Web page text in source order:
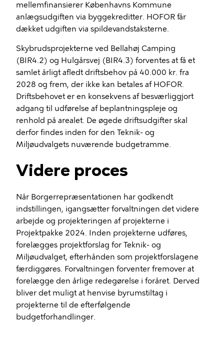
mellemfinansierer Københavns Kommune
anlægsudgiften via byggekreditter. HOFOR får
dækket udgiften via spildevandstaksterne.
Skybrudsprojekterne ved Bellahøj Camping
(BIR4.2) og Hulgårsvej (BIR4.3) forventes at få et
samlet årligt afledt driftsbehov på 40.000 kr. fra
2028 og frem, der ikke kan betales af HOFOR.
Driftsbehovet er en konsekvens af besværliggjort
adgang til udførelse af beplantningspleje og
renhold på arealet. De øgede driftsudgifter skal
derfor findes inden for den Teknik- og
Miljøudvalgets nuværende budgetramme.
Videre proces
Når Borgerrepræsentationen har godkendt
indstillingen, igangsætter forvaltningen det videre
arbejde og projekteringen af projekterne i
Projektpakke 2024. Inden projekterne udføres,
forelægges projektforslag for Teknik- og
Miljøudvalget, efterhånden som projektforslagene
færdiggøres. Forvaltningen forventer fremover at
forelægge den årlige redegørelse i foråret. Derved
bliver det muligt at henvise byrumstiltag i
projekterne til de efterfølgende
budgetforhandlinger.